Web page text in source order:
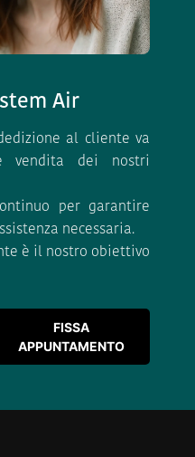
Air
al cliente va
vendita dei nostri
per garantire
necessaria.
è il nostro obiettivo
FISSA
APPUNTAMENTO